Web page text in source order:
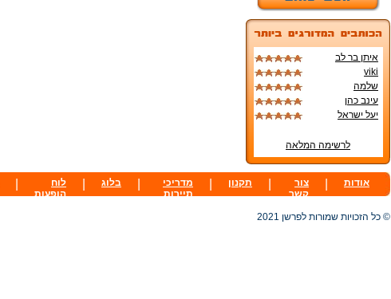
איתן בר לב
viki
שלמה
עינב כהן
יעל ישראל
לרשימה המלאה
אודות
צור
קשר
תקנון
מדריכי
תיירות
בלוג
לוח
הופעות
© כל הזכויות שמורות לפרשן 2021